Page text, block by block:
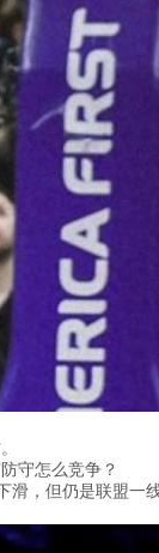
守怎么竞争？
滑，但仍是联盟一